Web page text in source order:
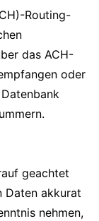
Routing-
das ACH-
oder
geachtet
Daten akkurat
nehmen,